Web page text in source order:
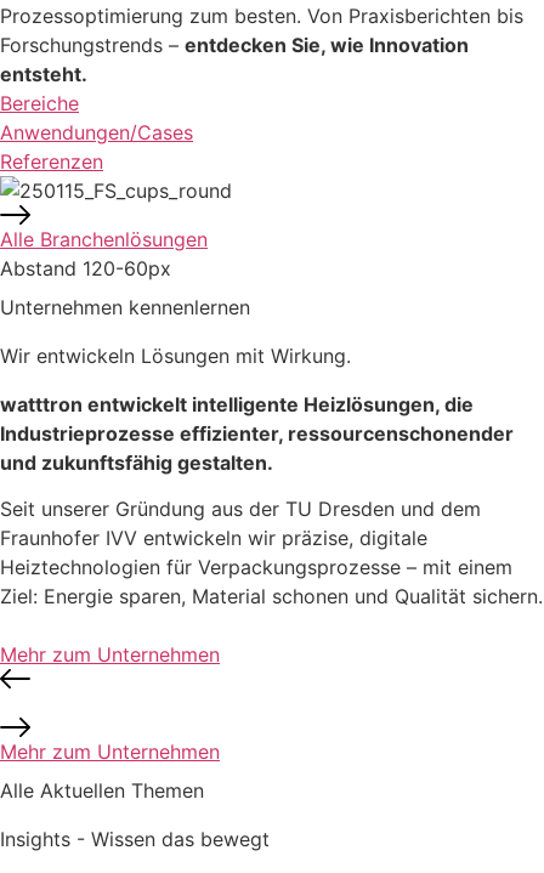
Prozessoptimierung zum besten. Von Praxisberichten bis
Forschungstrends – entdecken Sie, wie Innovation
entsteht.
Bereiche
Anwendungen/Cases
Referenzen
Alle Branchenlösungen
Abstand 120-60px
Unternehmen kennenlernen
Wir entwickeln Lösungen mit Wirkung.
watttron entwickelt intelligente Heizlösungen, die
Industrieprozesse effizienter, ressourcenschonender
und zukunftsfähig gestalten.
Seit unserer Gründung aus der TU Dresden und dem
Fraunhofer IVV entwickeln wir präzise, digitale
Heiztechnologien für Verpackungsprozesse – mit einem
Ziel: Energie sparen, Material schonen und Qualität sichern.
Mehr zum Unternehmen
Mehr zum Unternehmen
Alle Aktuellen Themen
Insights - Wissen das bewegt